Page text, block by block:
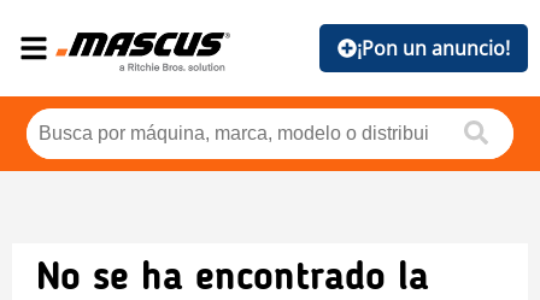
¡Pon un anuncio!
No se ha encontrado la